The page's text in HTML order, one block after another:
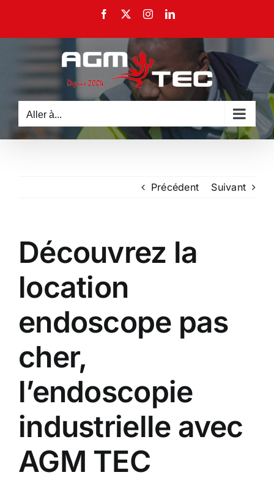
contenu
Facebook InstagramLinkedIn
Aller à...
Précédent Suivant
Découvrez la
location
endoscope pas
cher,
l’endoscopie
industrielle avec
AGM TEC